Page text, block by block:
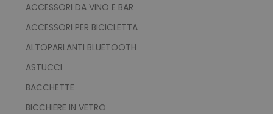
ACCESSORI DA VINO E BAR
ACCESSORI PER BICICLETTA
ALTOPARLANTI BLUETOOTH
ASTUCCI
BACCHETTE
BICCHIERE IN VETRO